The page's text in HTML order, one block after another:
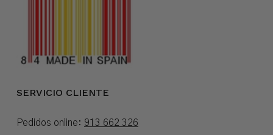
SERVICIO CLIENTE
Pedidos online: 913 662 326